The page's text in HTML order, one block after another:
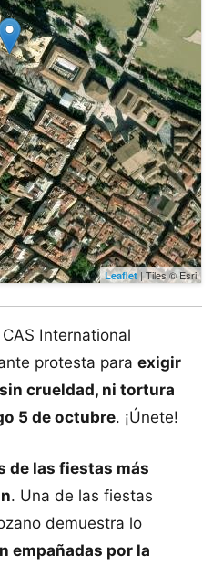
Leaflet| Tiles © Esri
International
protesta para exigir
crueldad, ni tortura
5 de octubre. ¡Únete!
de las fiestas más
. Una de las fiestas
demuestra lo
empañadas por la